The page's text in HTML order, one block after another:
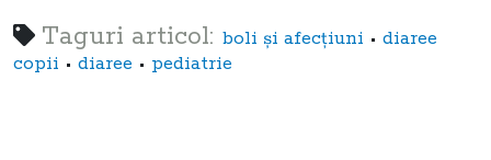
Taguri articol: boli şi afecţiuni • diaree
copii • diaree • pediatrie